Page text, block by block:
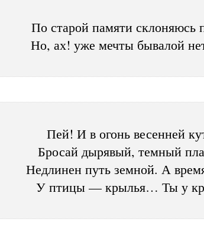
По старой памяти склоняюсь
Но, ах! уже мечты бывалой
Пей! И в огонь весенней
Бросай дырявый, темный
Недлинен путь земной. А
У птицы — крылья… Ты у